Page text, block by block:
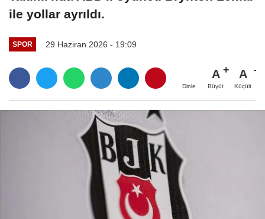
ile yollar ayrıldı.
SPOR 29 Haziran 2026 - 19:09
Dinle
A
Büyüt
A
Küçült